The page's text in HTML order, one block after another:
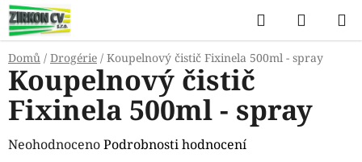
Přejít
na
obsah
Hledat
KOŠÍK
Domů / Drogérie / Koupelnový čistič Fixinela 500ml - spray
Koupelnový čistič
Fixinela 500ml - spray
Průměrné
NeohodnocenoPodrobnosti hodnocení